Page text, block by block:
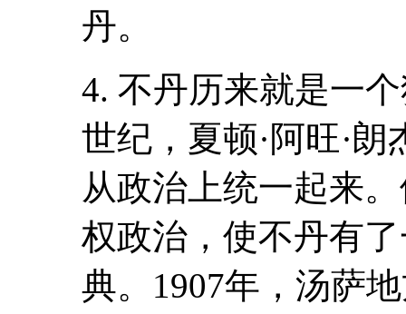
丹。
4. 不丹历来就是一
世纪，夏顿·阿旺·朗
从政治上统一起来
权政治，使不丹有
典。1907年，汤萨